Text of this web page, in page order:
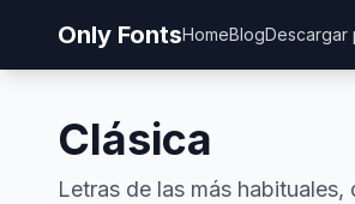
Only FontsHomeBlogDescargar
Clásica
Letras de las más